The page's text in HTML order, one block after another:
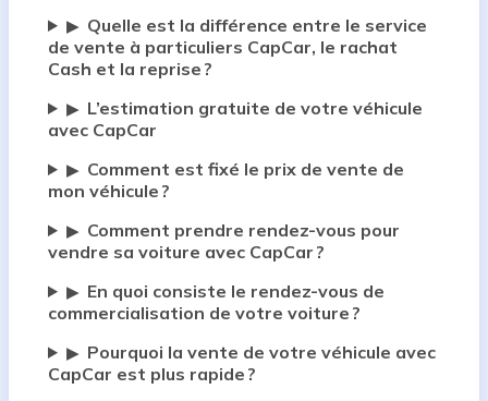
▶ Quelle est la différence entre le service
de vente à particuliers CapCar, le rachat
Cash et la reprise ?
▶ L’estimation gratuite de votre véhicule
avec CapCar
▶ Comment est fixé le prix de vente de
mon véhicule ?
▶ Comment prendre rendez-vous pour
vendre sa voiture avec CapCar ?
▶ En quoi consiste le rendez-vous de
commercialisation de votre voiture ?
▶ Pourquoi la vente de votre véhicule avec
CapCar est plus rapide ?